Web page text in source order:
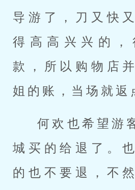
导游了，刀又快
得高高兴兴的，
款，所以购物店
姐的账，当场就返
何欢也希望游
城买的给退了。
的也不要退，不